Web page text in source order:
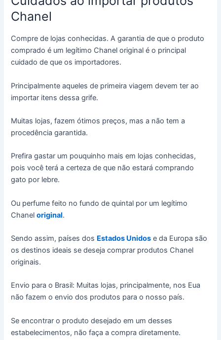
Chanel
Compre de lojas conhecidas. A garantia de que o produto
comprado é um legítimo Chanel original é o principal
cuidado de que os importadores.
Principalmente aqueles de primeira viagem devem ter ao
importar itens dessa grife.
Muitas lojas, fazem ótimos preços, mas a não tem a
procedência garantida.
Prefira gastar um pouquinho mais em lojas conhecidas,
pois você terá a certeza de que não estará comprando
gato por lebre.
Ou perfume feito no fundo de quintal por um legítimo
Chaneloriginal.
Sendo assim, países dos Estados Unidos e da Europa são
os destinos ideais se deseja comprar produtos Chanel
originais.
Envio para o Brasil: Muitas lojas, principalmente, nos Eua
não fazem o envio dos produtos para o nosso país.
Se encontrar o produto desejado em um desses
estabelecimentos, não faça a compra diretamente.